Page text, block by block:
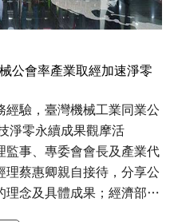
公會率產業取經加速淨零
驗，臺灣機械工業同業公
淨零永續成果觀摩活
監事、專委會會長及產業代
蔡惠卿親自接待，分享公
念及具體成果；經濟部產